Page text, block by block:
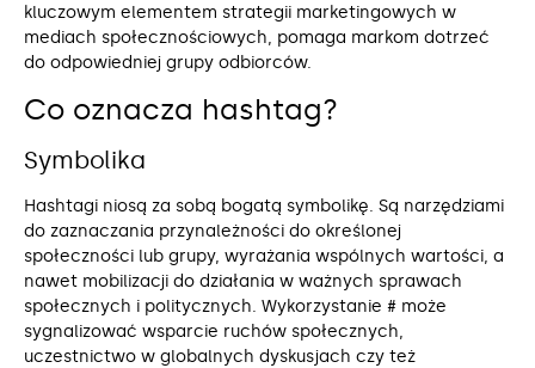
kluczowym elementem strategii marketingowych w
mediach społecznościowych, pomaga markom dotrzeć
do odpowiedniej grupy odbiorców.
Co oznacza hashtag?
Symbolika
Hashtagi niosą za sobą bogatą symbolikę. Są narzędziami
do zaznaczania przynależności do określonej
społeczności lub grupy, wyrażania wspólnych wartości, a
nawet mobilizacji do działania w ważnych sprawach
społecznych i politycznych. Wykorzystanie # może
sygnalizować wsparcie ruchów społecznych,
uczestnictwo w globalnych dyskusjach czy też